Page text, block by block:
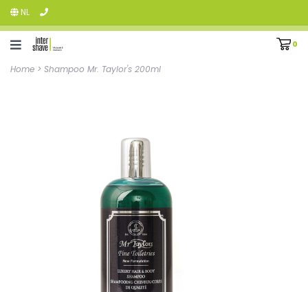
NL
0
Home > Shampoo Mr. Taylor's 200ml